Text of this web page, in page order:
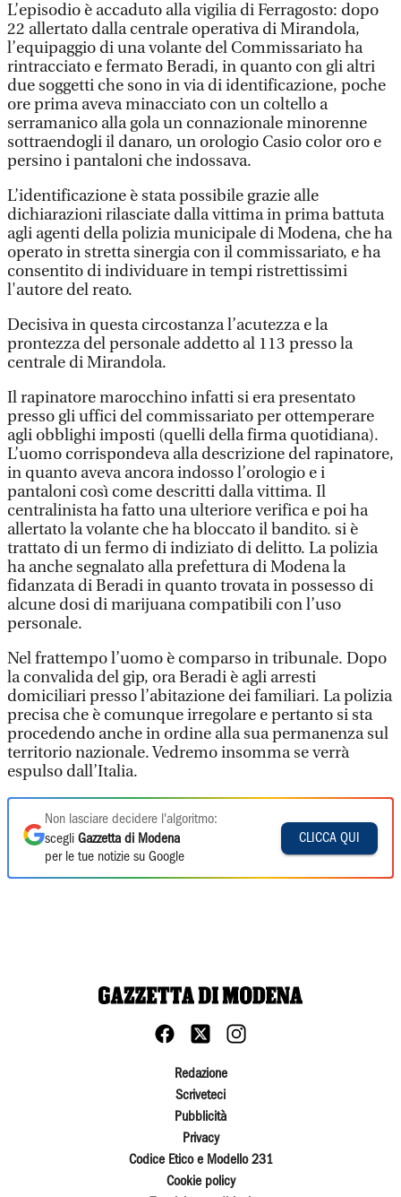
L’episodio è accaduto alla vigilia di Ferragosto: dopo
22 allertato dalla centrale operativa di Mirandola,
l’equipaggio di una volante del Commissariato ha
rintracciato e fermato Beradi, in quanto con gli altri
due soggetti che sono in via di identificazione, poche
ore prima aveva minacciato con un coltello a
serramanico alla gola un connazionale minorenne
sottraendogli il danaro, un orologio Casio color oro e
persino i pantaloni che indossava.
L’identificazione è stata possibile grazie alle
dichiarazioni rilasciate dalla vittima in prima battuta
agli agenti della polizia municipale di Modena, che ha
operato in stretta sinergia con il commissariato, e ha
consentito di individuare in tempi ristrettissimi
l'autore del reato.
Decisiva in questa circostanza l’acutezza e la
prontezza del personale addetto al 113 presso la
centrale di Mirandola.
Il rapinatore marocchino infatti si era presentato
presso gli uffici del commissariato per ottemperare
agli obblighi imposti (quelli della firma quotidiana).
L’uomo corrispondeva alla descrizione del rapinatore,
in quanto aveva ancora indosso l’orologio e i
pantaloni così come descritti dalla vittima. Il
centralinista ha fatto una ulteriore verifica e poi ha
allertato la volante che ha bloccato il bandito. si è
trattato di un fermo di indiziato di delitto. La polizia
ha anche segnalato alla prefettura di Modena la
fidanzata di Beradi in quanto trovata in possesso di
alcune dosi di marijuana compatibili con l’uso
personale.
Nel frattempo l’uomo è comparso in tribunale. Dopo
la convalida del gip, ora Beradi è agli arresti
domiciliari presso l’abitazione dei familiari. La polizia
precisa che è comunque irregolare e pertanto si sta
procedendo anche in ordine alla sua permanenza sul
territorio nazionale. Vedremo insomma se verrà
espulso dall’Italia.
Non lasciare decidere l'algoritmo:
scegli Gazzetta di Modena
per le tue notizie su Google
CLICCA QUI
Redazione
Scriveteci
Pubblicità
Privacy
Codice Etico e Modello 231
Cookie policy